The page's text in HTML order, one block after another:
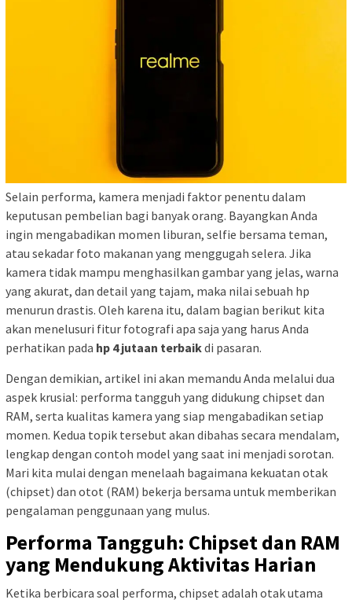
Selain performa, kamera menjadi faktor penentu dalam
keputusan pembelian bagi banyak orang. Bayangkan Anda
ingin mengabadikan momen liburan, selfie bersama teman,
atau sekadar foto makanan yang menggugah selera. Jika
kamera tidak mampu menghasilkan gambar yang jelas, warna
yang akurat, dan detail yang tajam, maka nilai sebuah hp
menurun drastis. Oleh karena itu, dalam bagian berikut kita
akan menelusuri fitur fotografi apa saja yang harus Anda
perhatikan pada hp 4 jutaan terbaikdi pasaran.
Dengan demikian, artikel ini akan memandu Anda melalui dua
aspek krusial: performa tangguh yang didukung chipset dan
RAM, serta kualitas kamera yang siap mengabadikan setiap
momen. Kedua topik tersebut akan dibahas secara mendalam,
lengkap dengan contoh model yang saat ini menjadi sorotan.
Mari kita mulai dengan menelaah bagaimana kekuatan otak
(chipset) dan otot (RAM) bekerja bersama untuk memberikan
pengalaman penggunaan yang mulus.
Performa Tangguh: Chipset dan RAM
yang Mendukung Aktivitas Harian
Ketika berbicara soal performa, chipset adalah otak utama